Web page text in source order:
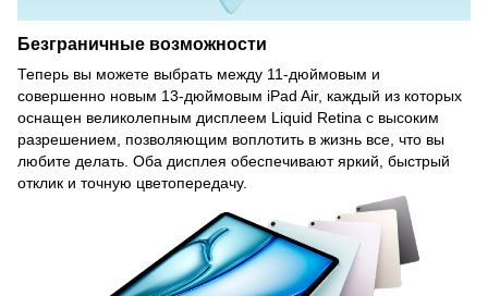
Безграничные возможности
Теперь вы можете выбрать между 11-дюймовым и
совершенно новым 13-дюймовым iPad Air, каждый из которых
оснащен великолепным дисплеем Liquid Retina с высоким
разрешением, позволяющим воплотить в жизнь все, что вы
любите делать. Оба дисплея обеспечивают яркий, быстрый
отклик и точную цветопередачу.